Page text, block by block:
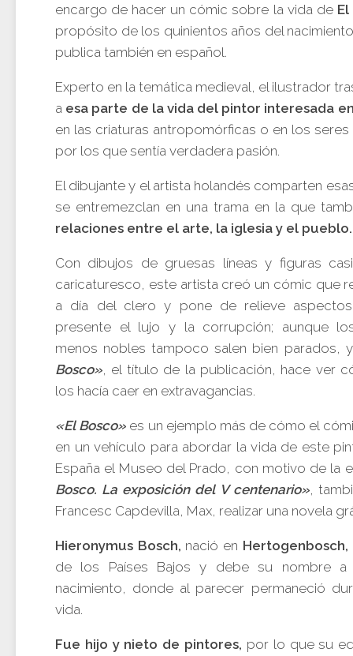
encargo de hacer un cómic sobre la vida de
propósito de los quinientos años del
publica también en español.
Experto en la temática medieval, el ilustrador
a esa parte de la vida del pintor interesada
en las criaturas antropomórficas o en los
por los que sentía verdadera pasión.
El dibujante y el artista holandés comparten
se entremezclan en una trama en la que
relaciones entre el arte, la iglesia y el pueblo.
Con dibujos de gruesas líneas y figuras
caricaturesco, este artista creó un cómic que
a día del clero y pone de relieve
presente el lujo y la corrupción; aunque
menos nobles tampoco salen bien parados,
Bosco», el título de la publicación, hace ver
los hacía caer en extravagancias.
«El Bosco» es un ejemplo más de cómo el
en un vehículo para abordar la vida de este
España el Museo del Prado, con motivo de la
Bosco. La exposición del V centenario»,
Francesc Capdevilla, Max, realizar una novela
Hieronymus Bosch, nació en Hertogenbosch,
de los Países Bajos y debe su nombre
nacimiento, donde al parecer permaneció
vida.
Fue hijo y nieto de pintores, por lo que su